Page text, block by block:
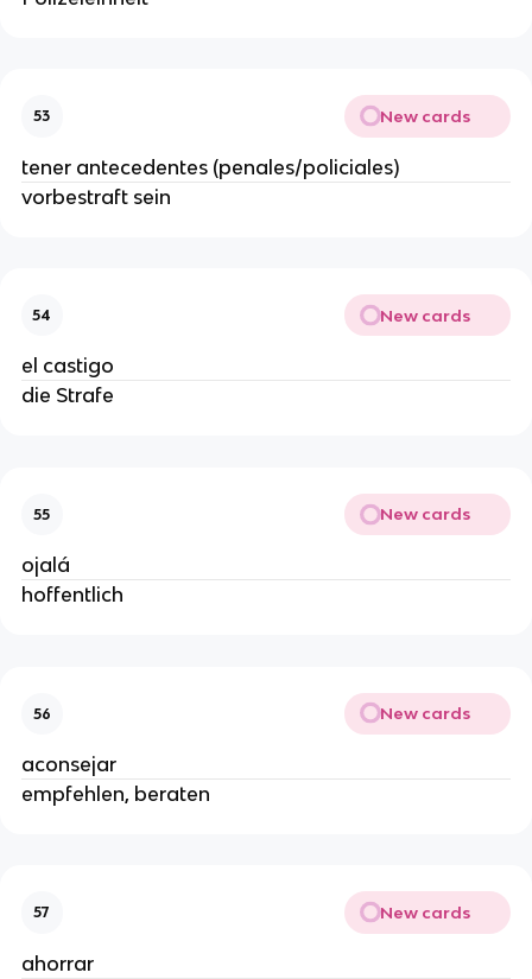
53 New cards
tener antecedentes (penales/policiales)
vorbestraft sein
54 New cards
el castigo
die Strafe
55 New cards
ojalá
hoffentlich
56 New cards
aconsejar
empfehlen, beraten
57 New cards
ahorrar